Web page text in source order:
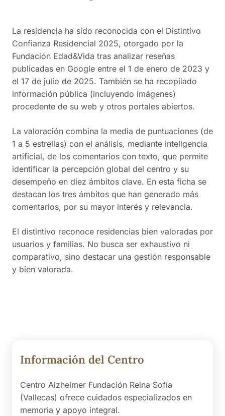
La residencia ha sido reconocida con el Distintivo
Confianza Residencial 2025, otorgado por la
Fundación Edad&Vida tras analizar reseñas
publicadas en Google entre el 1 de enero de 2023 y
el 17 de julio de 2025. También se ha recopilado
información pública (incluyendo imágenes)
procedente de su web y otros portales abiertos.
La valoración combina la media de puntuaciones (de
1 a 5 estrellas) con el análisis, mediante inteligencia
artificial, de los comentarios con texto, que permite
identificar la percepción global del centro y su
desempeño en diez ámbitos clave. En esta ficha se
destacan los tres ámbitos que han generado más
comentarios, por su mayor interés y relevancia.
El distintivo reconoce residencias bien valoradas por
usuarios y familias. No busca ser exhaustivo ni
comparativo, sino destacar una gestión responsable
y bien valorada.
Información del Centro
Centro Alzheimer Fundación Reina Sofía
(Vallecas) ofrece cuidados especializados en
memoria y apoyo integral.